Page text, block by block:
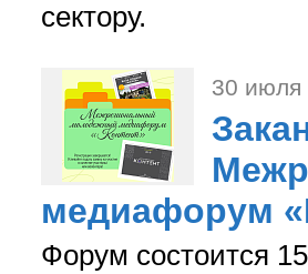
сектору.
30 июля
медиафорум
Форум состоится